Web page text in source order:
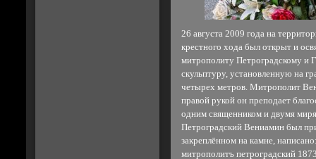
26 августа 2009 года на
крестного хода был открыт и
митрополиту Петроградскому и
скульптуру, установленную на
четырех метров. Митрополит
правой рукой он преподает
одним священником и двумя
Петроградский Вениамин был
закреплённом на камне,
митрополитъ петроградский